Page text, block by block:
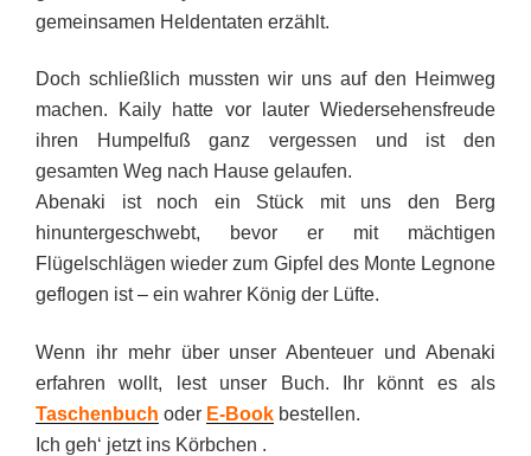
gemeinsamen Heldentaten erzählt.
Doch schließlich mussten wir uns auf den Heimweg
machen. Kaily hatte vor lauter Wiedersehensfreude
ihren Humpelfuß ganz vergessen und ist den
gesamten Weg nach Hause gelaufen.
Abenaki ist noch ein Stück mit uns den Berg
hinuntergeschwebt, bevor er mit mächtigen
Flügelschlägen wieder zum Gipfel des Monte Legnone
geflogen ist – ein wahrer König der Lüfte.
Wenn ihr mehr über unser Abenteuer und Abenaki
erfahren wollt, lest unser Buch. Ihr könnt es als
Taschenbuch oder E-Book bestellen.
Ich geh‘ jetzt ins Körbchen .